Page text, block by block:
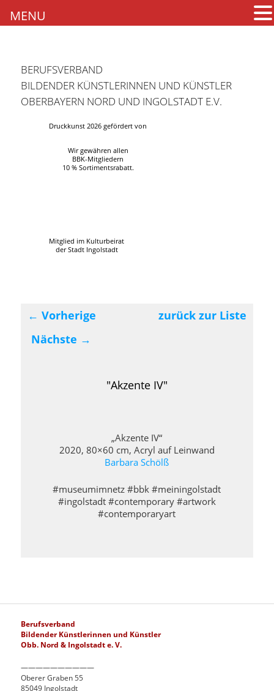
BERUFSVERBAND
BILDENDER KÜNSTLERINNEN UND KÜNSTLER
OBERBAYERN NORD UND INGOLSTADT E.V.
Druckkunst 2026 gefördert von
Wir gewähren allen
BBK-Mitgliedern
10 % Sortimentsrabatt.
Mitglied im Kulturbeirat
der Stadt Ingolstadt
← Vorherige
zurück zur Liste
Nächste →
"Akzente IV"
„Akzente IV“
2020, 80×60 cm, Acryl auf Leinwand
Barbara Schölß
#museumimnetz #bbk #meiningolstadt
#ingolstadt #contemporary #artwork
#contemporaryart
Berufsverband
Bildender Künstlerinnen und Künstler
Obb. Nord & Ingolstadt e. V.
——————————
Oberer Graben 55
85049 Ingolstadt
MENU